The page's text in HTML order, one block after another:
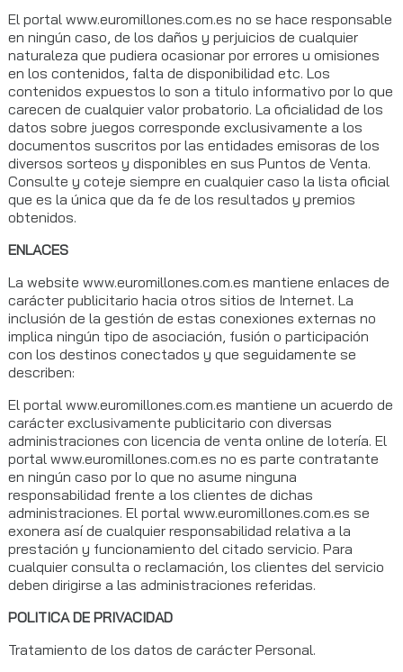
El portal www.euromillones.com.es no se hace responsable
en ningún caso, de los daños y perjuicios de cualquier
naturaleza que pudiera ocasionar por errores u omisiones
en los contenidos, falta de disponibilidad etc. Los
contenidos expuestos lo son a titulo informativo por lo que
carecen de cualquier valor probatorio. La oficialidad de los
datos sobre juegos corresponde exclusivamente a los
documentos suscritos por las entidades emisoras de los
diversos sorteos y disponibles en sus Puntos de Venta.
Consulte y coteje siempre en cualquier caso la lista oficial
que es la única que da fe de los resultados y premios
obtenidos.
ENLACES
La website www.euromillones.com.es mantiene enlaces de
carácter publicitario hacia otros sitios de Internet. La
inclusión de la gestión de estas conexiones externas no
implica ningún tipo de asociación, fusión o participación
con los destinos conectados y que seguidamente se
describen:
El portal www.euromillones.com.es mantiene un acuerdo de
carácter exclusivamente publicitario con diversas
administraciones con licencia de venta online de lotería. El
portal www.euromillones.com.es no es parte contratante
en ningún caso por lo que no asume ninguna
responsabilidad frente a los clientes de dichas
administraciones. El portal www.euromillones.com.es se
exonera así de cualquier responsabilidad relativa a la
prestación y funcionamiento del citado servicio. Para
cualquier consulta o reclamación, los clientes del servicio
deben dirigirse a las administraciones referidas.
POLITICA DE PRIVACIDAD
Tratamiento de los datos de carácter Personal.